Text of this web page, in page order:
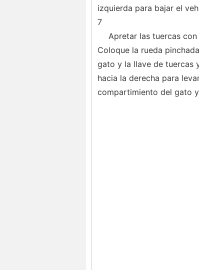
izquierda para bajar el
7
Apretar las tuercas
Coloque la rueda
gato y la llave de tuercas
hacia la derecha para
compartimiento del gato